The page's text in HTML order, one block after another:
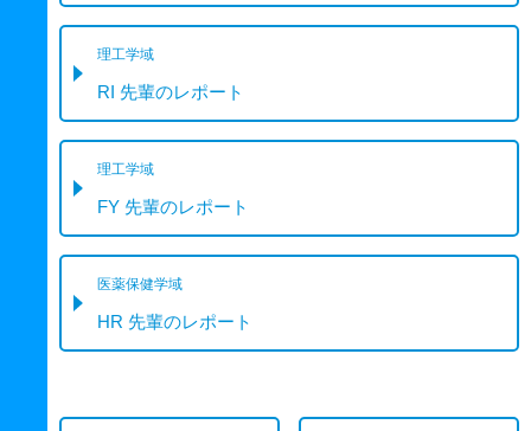
理工学域
RI 先輩のレポート
理工学域
FY 先輩のレポート
医薬保健学域
HR 先輩のレポート